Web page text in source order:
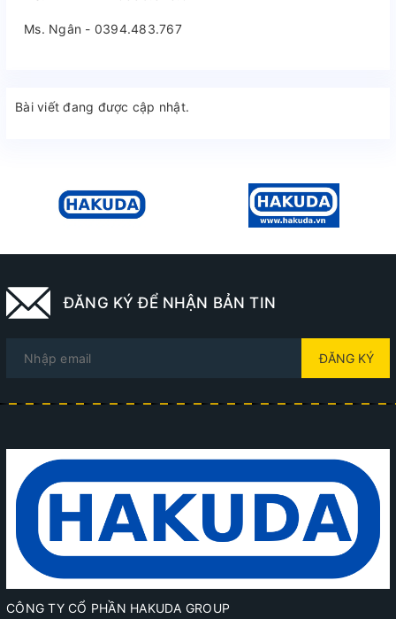
Ms. Ngân - 0394.483.767
Bài viết đang được cập nhật.
ĐĂNG KÝ ĐỂ NHẬN BẢN TIN
ĐĂNG KÝ
CÔNG TY CỔ PHẦN HAKUDA GROUP